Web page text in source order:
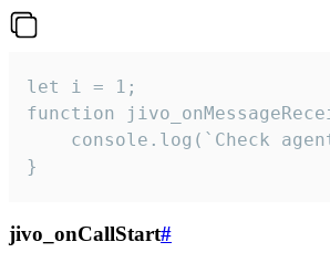
let i = 1;
function
}
jivo_onCallStart#